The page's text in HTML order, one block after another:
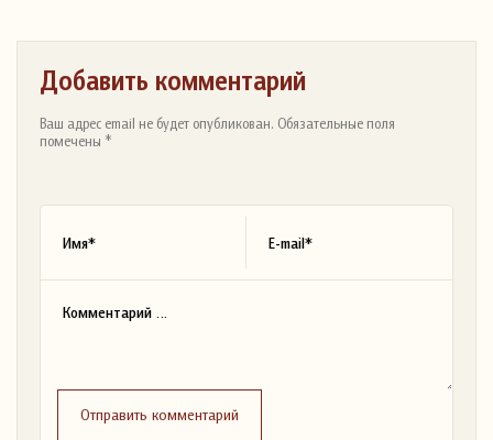
Добавить комментарий
Ваш адрес email не будет опубликован. Обязательные поля
помечены *
Отправить комментарий